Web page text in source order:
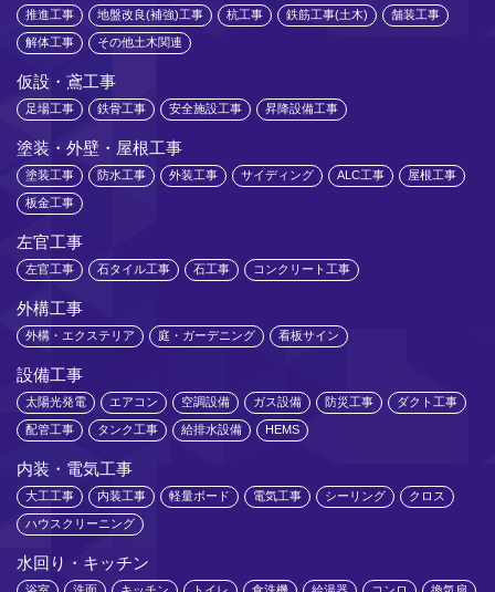
推進工事 地盤改良(補強)工事 杭工事 鉄筋工事(土木) 舗装工事
解体工事 その他土木関連
仮設・鳶工事
足場工事 鉄骨工事 安全施設工事 昇降設備工事
塗装・外壁・屋根工事
塗装工事 防水工事 外装工事 サイディング ALC工事 屋根工事
板金工事
左官工事
左官工事 石タイル工事 石工事 コンクリート工事
外構工事
外構・エクステリア 庭・ガーデニング 看板サイン
設備工事
太陽光発電 エアコン 空調設備 ガス設備 防災工事 ダクト工事
配管工事 タンク工事 給排水設備 HEMS
内装・電気工事
大工工事 内装工事 軽量ボード 電気工事 シーリング クロス
ハウスクリーニング
水回り・キッチン